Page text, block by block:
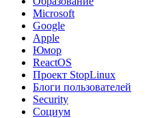
Microsoft
Google
Apple
Юмор
ReactOS
Проект StopLinux
Блоги пользователей
Security
Социум